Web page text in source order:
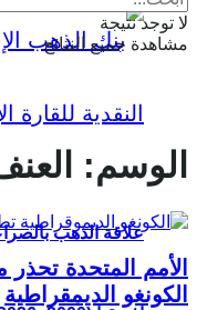
علاقة الذهب
لا توجد نتيجة
مشاهدة جميع النتائج
الوسم:
الأمم المتحدة
الكونغو الديمقراطية